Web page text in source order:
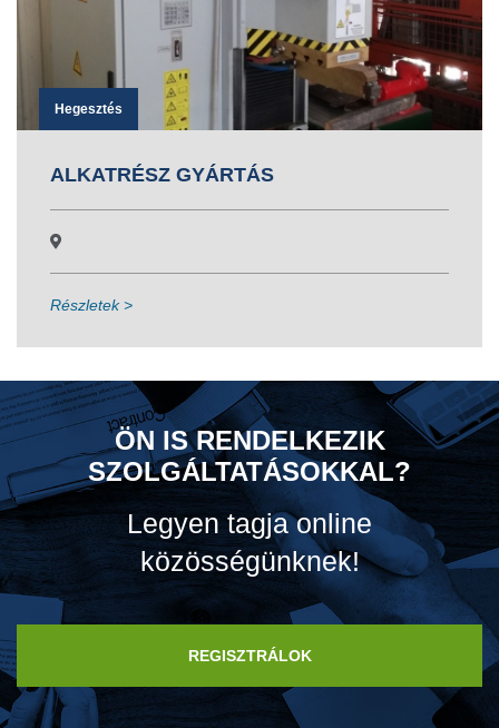
Hegesztés
ALKATRÉSZ GYÁRTÁS
Részletek >
ÖN IS RENDELKEZIK
SZOLGÁLTATÁSOKKAL?
Legyen tagja online
közösségünknek!
REGISZTRÁLOK